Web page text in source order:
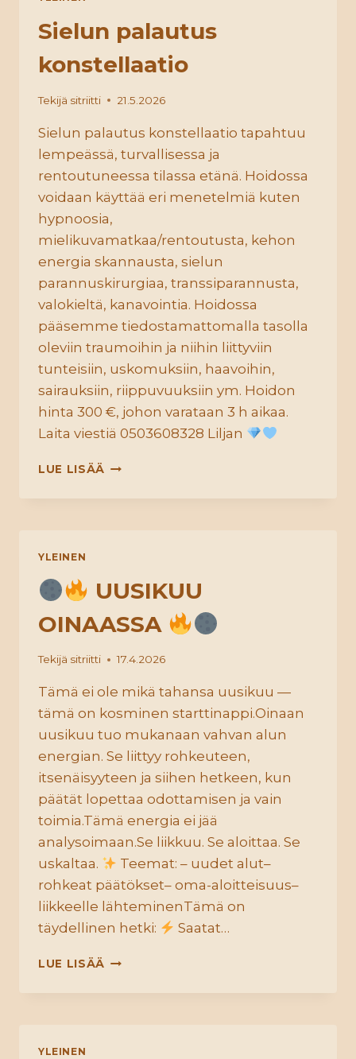
Sielun palautus
konstellaatio
Tekijä sitriitti 21.5.2026
Sielun palautus konstellaatio tapahtuu
lempeässä, turvallisessa ja
rentoutuneessa tilassa etänä. Hoidossa
voidaan käyttää eri menetelmiä kuten
hypnoosia,
mielikuvamatkaa/rentoutusta, kehon
energia skannausta, sielun
parannuskirurgiaa, transsiparannusta,
valokieltä, kanavointia. Hoidossa
pääsemme tiedostamattomalla tasolla
oleviin traumoihin ja niihin liittyviin
tunteisiin, uskomuksiin, haavoihin,
sairauksiin, riippuvuuksiin ym. Hoidon
hinta 300 €, johon varataan 3 h aikaa.
Laita viestiä 0503608328 Liljan
LUE LISÄÄ SIELUN
YLEINEN
UUSIKUU
OINAASSA
Tekijä sitriitti 17.4.2026
Tämä ei ole mikä tahansa uusikuu —
tämä on kosminen starttinappi.Oinaan
uusikuu tuo mukanaan vahvan alun
energian. Se liittyy rohkeuteen,
itsenäisyyteen ja siihen hetkeen, kun
päätät lopettaa odottamisen ja vain
toimia.Tämä energia ei jää
analysoimaan.Se liikkuu. Se aloittaa. Se
uskaltaa.
Teemat: – uudet alut–
rohkeat päätökset– oma-aloitteisuus–
liikkeelle lähteminenTämä on
täydellinen hetki:
Saatat…
LUE LISÄÄ
YLEINEN